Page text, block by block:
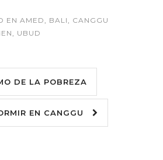
EN AMED BALI
CANGGU
UBUD
DE LA POBREZA
EN CANGGU